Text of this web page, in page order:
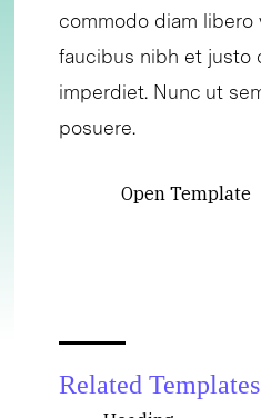
commodo diam libero
faucibus nibh et justo
imperdiet. Nunc ut
posuere.
Open Template
Related Templates